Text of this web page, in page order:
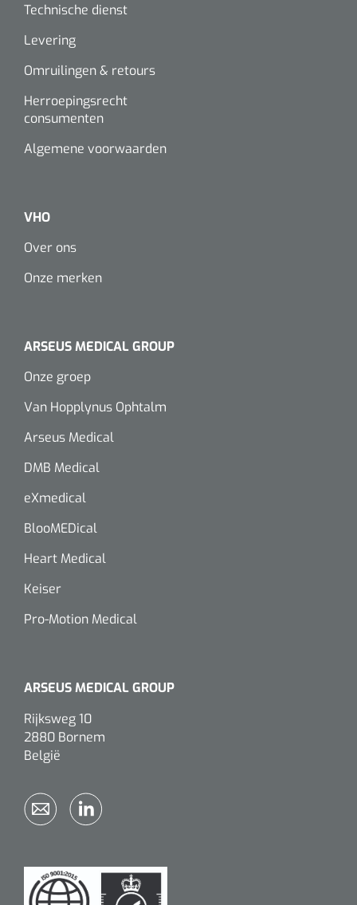
Technische dienst
Levering
Omruilingen & retours
Herroepingsrecht
consumenten
Algemene voorwaarden
VHO
Over ons
Onze merken
ARSEUS MEDICAL GROUP
Onze groep
Van Hopplynus Ophtalm
Arseus Medical
DMB Medical
eXmedical
BlooMEDical
Heart Medical
Keiser
Pro-Motion Medical
ARSEUS MEDICAL GROUP
Rijksweg 10
2880 Bornem
België